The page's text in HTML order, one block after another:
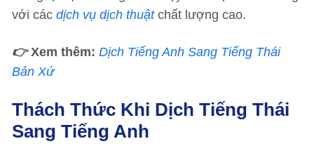
với các dịch vụ dịch thuậtchất lượng cao.
👉Xem thêm: Dịch Tiếng Anh Sang Tiếng Thái
Bản Xứ
Thách Thức Khi Dịch Tiếng Thái
Sang Tiếng Anh